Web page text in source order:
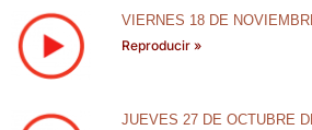
VIERNES 18 DE
Reproducir »
JUEVES 27 DE OCTUBRE